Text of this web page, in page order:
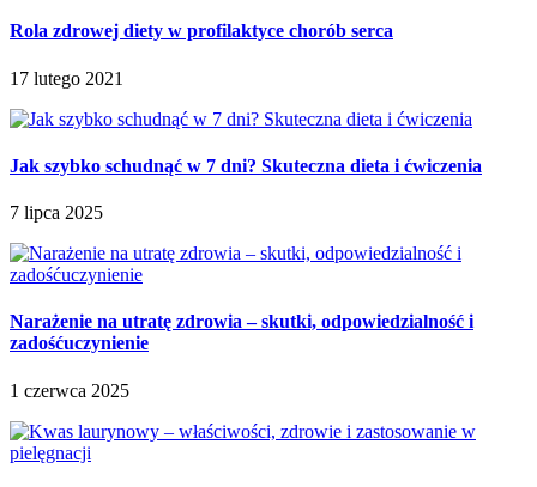
Rola zdrowej diety w profilaktyce chorób serca
17 lutego 2021
Jak szybko schudnąć w 7 dni? Skuteczna dieta i ćwiczenia
7 lipca 2025
Narażenie na utratę zdrowia – skutki, odpowiedzialność i
zadośćuczynienie
1 czerwca 2025